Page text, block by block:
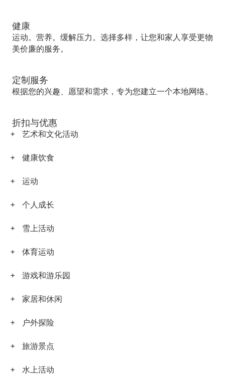
健康
运动。营养。缓解压力。选择多样，让您和家人享受更物
美价廉的服务。
定制服务
根据您的兴趣、愿望和需求，专为您建立一个本地网络。
折扣与优惠
艺术和文化活动
健康饮食
运动
个人成长
雪上活动
体育运动
游戏和游乐园
家居和休闲
户外探险
旅游景点
水上活动